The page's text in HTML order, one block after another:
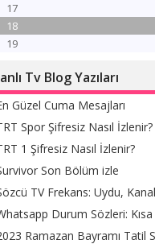
17
18
19
Tv Blog Yazıları
Güzel Cuma Mesajları
Spor Şifresiz Nasıl İzlenir?
1 Şifresiz Nasıl İzlenir?
Son Bölüm izle
TV Frekans: Uydu,
Durum Sözleri:
Ramazan Bayramı Tatil